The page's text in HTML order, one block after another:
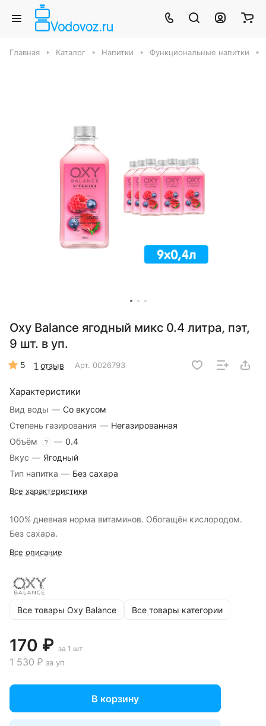
Главная Каталог Напитки Функциональные напитки
Oxy Balance ягодный микс 0.4 литра, пэт,
9 шт. в уп.
5 1 отзыв Арт. 0026793
Характеристики
Вид воды — Со вкусом
Степень газирования — Негазированная
Объём
? — 0.4
Вкус — Ягодный
Тип напитка — Без сахара
Все характеристики
100% дневная норма витаминов. Обогащён кислородом.
Без сахара.
Все описание
Все товары Oxy Balance Все товары категории
170 ₽ за 1 шт
1 530 ₽ за уп
В корзину